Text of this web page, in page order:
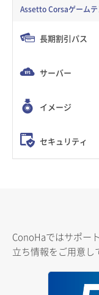
Assetto Corsaゲーム
長期割引パス
サーバー
イメージ
セキュリティ
ConoHaではサポー
立ち情報をご用意し